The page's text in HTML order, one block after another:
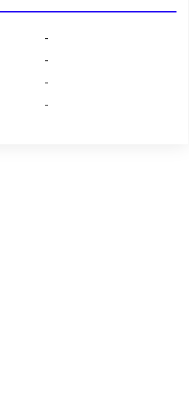
-
-
-
-